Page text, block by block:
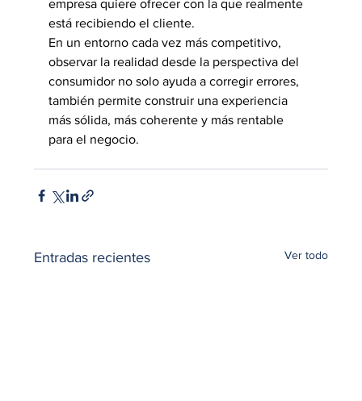
empresa quiere ofrecer con la que realmente
está recibiendo el cliente.
En un entorno cada vez más competitivo,
observar la realidad desde la perspectiva del
consumidor no solo ayuda a corregir errores,
también permite construir una experiencia
más sólida, más coherente y más rentable
para el negocio.
Entradas recientes Ver todo